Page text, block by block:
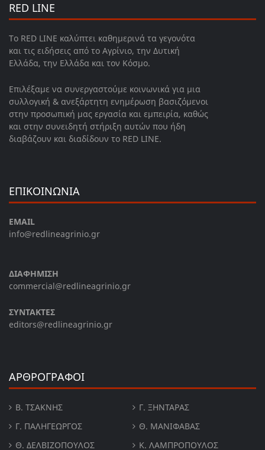
RED LINE
Το RED LINE καλύπτει καθημερινά τα γεγονότα
και τις ειδήσεις από το Αγρίνιο, την Δυτική
Ελλάδα, την Ελλάδα και τον Κόσμο.
Επιλέξαμε να συνεργαστούμε κοινωνικά για μια
συλλογική & ανεξάρτητη ενημέρωση βασιζόμενοι
στην προσωπική μας εργασία και εμπειρία, καθώς
και στην συνειδητή στήριξη αυτών που ήδη
διαβάζουν και διαδίδουν το RED LINE.
ΕΠΙΚΟΙΝΩΝΙΑ
EMAIL
info@redlineagrinio.gr
ΔΙΑΦΗΜΙΣΗ
commercial@redlineagrinio.gr
ΣΥΝΤΑΚΤΕΣ
editors@redlineagrinio.gr
ΑΡΘΡΟΓΡΑΦΟΙ
Β. ΤΣΆΚΝΗΣ
Γ. ΞΗΝΤΆΡΑΣ
Γ. ΠΑΛΗΓΕΏΡΓΟΣ
Θ. ΜΑΝΙΦΑΒΑΣ
Θ. ΔΕΛΒΙΖΌΠΟΥΛΟΣ
Κ. ΛΑΜΠΡΟΠΟΥΛΟΣ